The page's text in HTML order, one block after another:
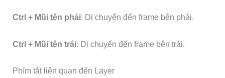
Ctrl + Mũi tên phải: Di chuyển đến frame bên phải.
Ctrl + Mũi tên trái: Di chuyển đến frame bên trái.
Phím tắt liên quan đến Layer